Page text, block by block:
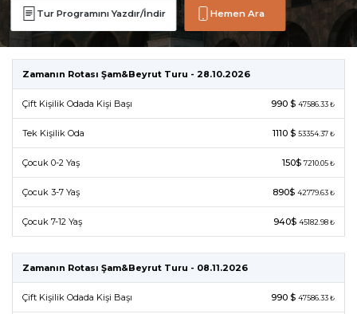
Tur Programını Yazdır/İndir Hemen Ara
Zamanın Rotası Şam&Beyrut Turu - 28.10.2026
Çift Kişilik Odada Kişi Başı 990 $ 47586.33 ₺
Tek Kişilik Oda 1110 $ 53354.37 ₺
Çocuk 0-2 Yaş 150$ 7210.05 ₺
Çocuk 3-7 Yaş 890$ 42779.63 ₺
Çocuk 7-12 Yaş 940$ 45182.98 ₺
Zamanın Rotası Şam&Beyrut Turu - 08.11.2026
Çift Kişilik Odada Kişi Başı 990 $ 47586.33 ₺